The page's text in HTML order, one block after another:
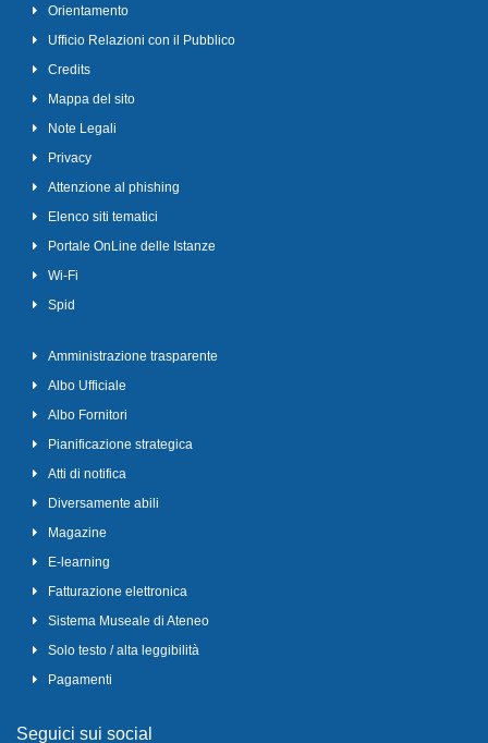
Orientamento
Ufficio Relazioni con il Pubblico
Credits
Mappa del sito
Note Legali
Privacy
Attenzione al phishing
Elenco siti tematici
Portale OnLine delle Istanze
Wi-Fi
Spid
Amministrazione trasparente
Albo Ufficiale
Albo Fornitori
Pianificazione strategica
Atti di notifica
Diversamente abili
Magazine
E-learning
Fatturazione elettronica
Sistema Museale di Ateneo
Solo testo / alta leggibilità
Pagamenti
Seguici sui social